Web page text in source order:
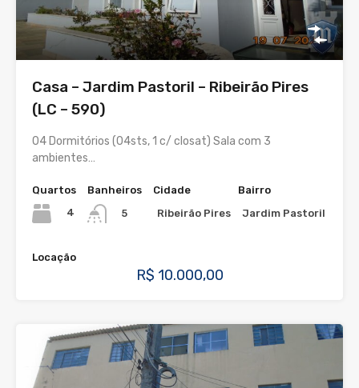
Casa – Jardim Pastoril – Ribeirão Pires
(LC – 590)
04 Dormitórios (04sts, 1 c/ closat) Sala com 3
ambientes…
Quartos
4
Banheiros
5
Cidade
Ribeirão Pires
Bairro
Jardim Pastoril
Locação
R$ 10.000,00